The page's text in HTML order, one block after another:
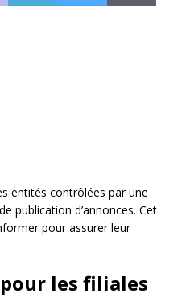
entités contrôlées par une
publication d’annonces. Cet
pour assurer leur
les filiales